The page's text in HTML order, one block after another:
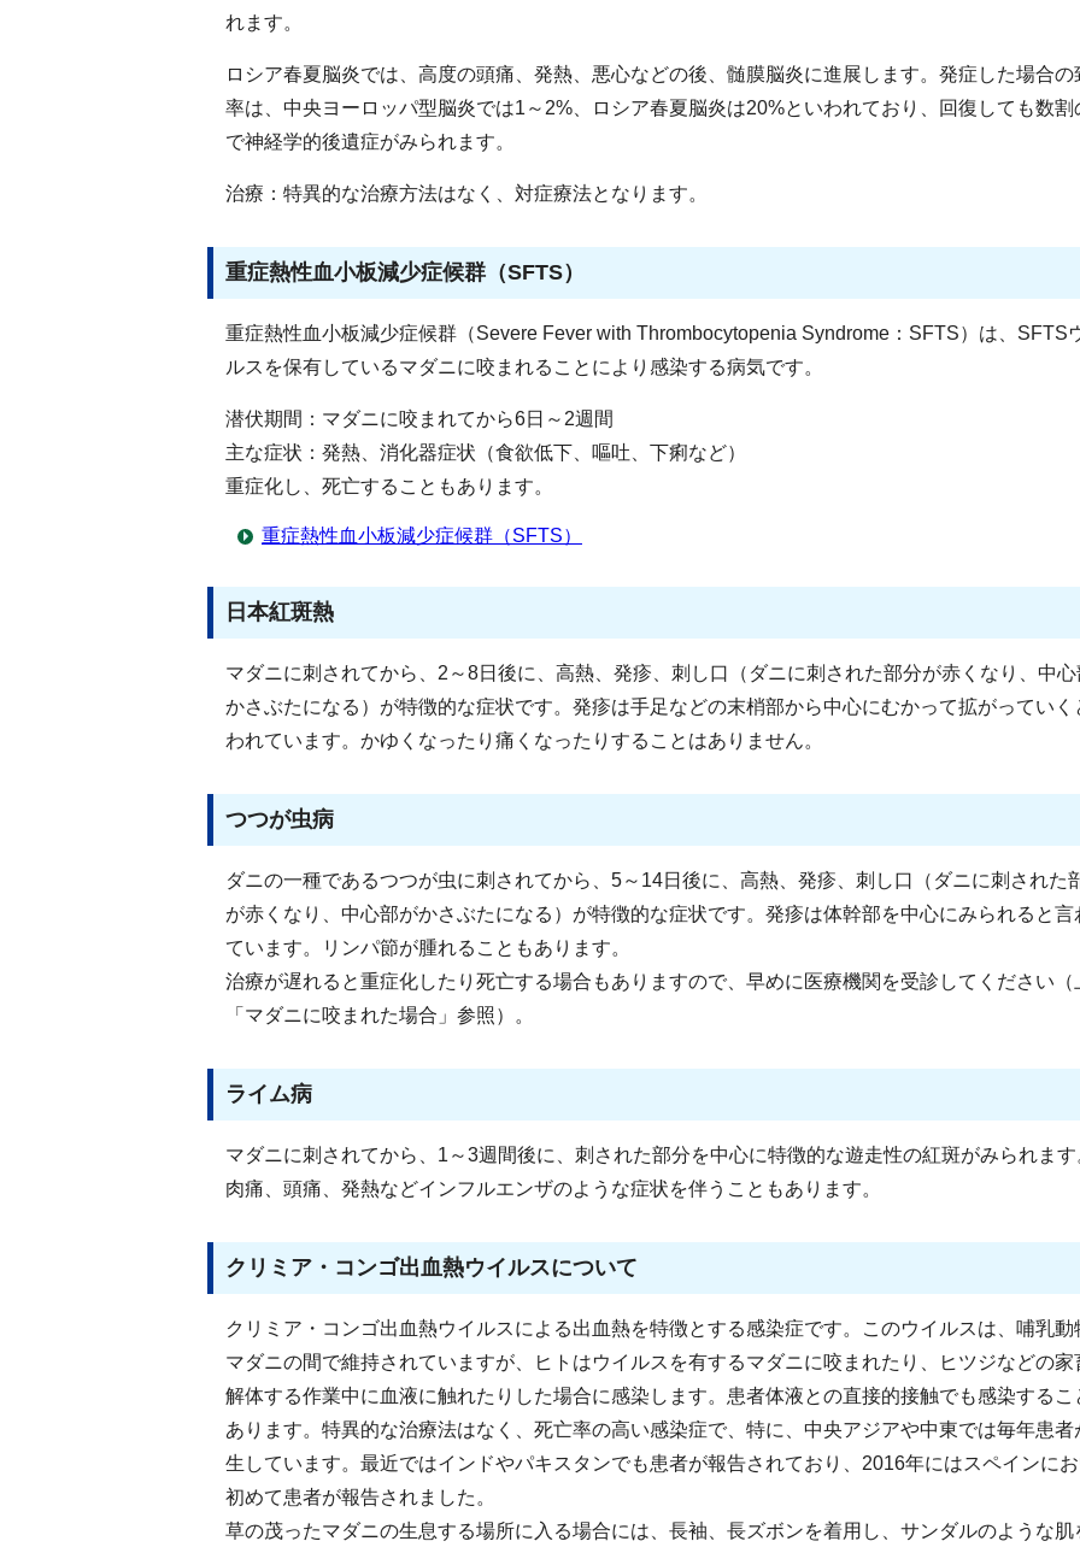
れます。
ロシア春夏脳炎では、高度の頭痛、発熱、悪心などの後、髄膜脳炎に進展します。発症した場合の
率は、中央ヨーロッパ型脳炎では1～2%、ロシア春夏脳炎は20%といわれており、回復しても数割
で神経学的後遺症がみられます。
治療：特異的な治療方法はなく、対症療法となります。
重症熱性血小板減少症候群（SFTS）
重症熱性血小板減少症候群（Severe Fever with Thrombocytopenia Syndrome：SFTS）は、SFTS
ルスを保有しているマダニに咬まれることにより感染する病気です。
潜伏期間：マダニに咬まれてから6日～2週間
主な症状：発熱、消化器症状（食欲低下、嘔吐、下痢など）
重症化し、死亡することもあります。
重症熱性血小板減少症候群（SFTS）
日本紅斑熱
マダニに刺されてから、2～8日後に、高熱、発疹、刺し口（ダニに刺された部分が赤くなり、中
かさぶたになる）が特徴的な症状です。発疹は手足などの末梢部から中心にむかって拡がっていく
われています。かゆくなったり痛くなったりすることはありません。
つつが虫病
ダニの一種であるつつが虫に刺されてから、5～14日後に、高熱、発疹、刺し口（ダニに刺された
が赤くなり、中心部がかさぶたになる）が特徴的な症状です。発疹は体幹部を中心にみられると言
ています。リンパ節が腫れることもあります。
治療が遅れると重症化したり死亡する場合もありますので、早めに医療機関を受診してください（
「マダニに咬まれた場合」参照）。
ライム病
マダニに刺されてから、1～3週間後に、刺された部分を中心に特徴的な遊走性の紅斑がみられま
肉痛、頭痛、発熱などインフルエンザのような症状を伴うこともあります。
クリミア・コンゴ出血熱ウイルスについて
クリミア・コンゴ出血熱ウイルスによる出血熱を特徴とする感染症です。このウイルスは、哺乳動
マダニの間で維持されていますが、ヒトはウイルスを有するマダニに咬まれたり、ヒツジなどの家
解体する作業中に血液に触れたりした場合に感染します。患者体液との直接的接触でも感染するこ
あります。特異的な治療法はなく、死亡率の高い感染症で、特に、中央アジアや中東では毎年患者
生しています。最近ではインドやパキスタンでも患者が報告されており、2016年にはスペインに
初めて患者が報告されました。
草の茂ったマダニの生息する場所に入る場合には、長袖、長ズボンを着用し、サンダルのような肌